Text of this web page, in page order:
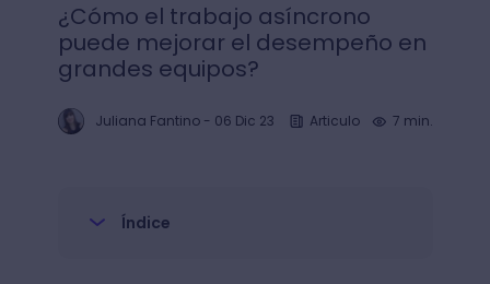
¿Cómo el trabajo asíncrono
puede mejorar el desempeño en
grandes equipos?
Juliana Fantino- 06 Dic 23 Articulo 7 min.
Índice